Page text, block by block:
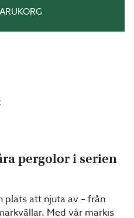
pergolor i serien
plats att njuta av – från
Med vår markis